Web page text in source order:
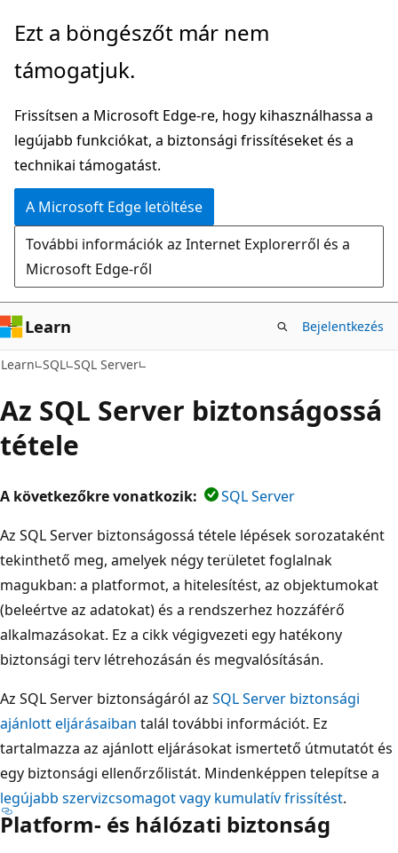
Ugrás
fő
Ezt a böngészőt már nem
támogatjuk.
Frissítsen a Microsoft Edge-re, hogy kihasználhassa a
legújabb funkciókat, a biztonsági frissítéseket és a
technikai támogatást.
A Microsoft Edge letöltése
További információk az Internet Explorerről és a
Microsoft Edge-ről
Learn Bejelentkezés
Learn SQL SQL Server
Az SQL Server biztonságossá
tétele
A következőkre vonatkozik:
SQL Server
Az SQL Server biztonságossá tétele lépések sorozataként
tekinthető meg, amelyek négy területet foglalnak
magukban: a platformot, a hitelesítést, az objektumokat
(beleértve az adatokat) és a rendszerhez hozzáférő
alkalmazásokat. Ez a cikk végigvezeti egy hatékony
biztonsági terv létrehozásán és megvalósításán.
Az SQL Server biztonságáról az SQL Server biztonsági
ajánlott eljárásaiban talál további információt. Ez
tartalmazza az ajánlott eljárásokat ismertető útmutatót és
egy biztonsági ellenőrzőlistát. Mindenképpen telepítse a
legújabb szervizcsomagot vagy kumulatív frissítést.
Platform- és hálózati biztonság